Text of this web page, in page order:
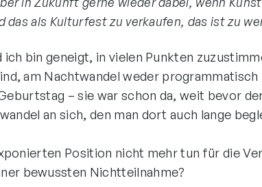
als Kulturfest zu verkaufen, das ist zu
bin geneigt, in vielen Punkten
am Nachtwandel weder
– sie war schon da, weit bevor
an sich, den man dort auch lange
Position nicht mehr tun für die
bewussten Nichtteilnahme?